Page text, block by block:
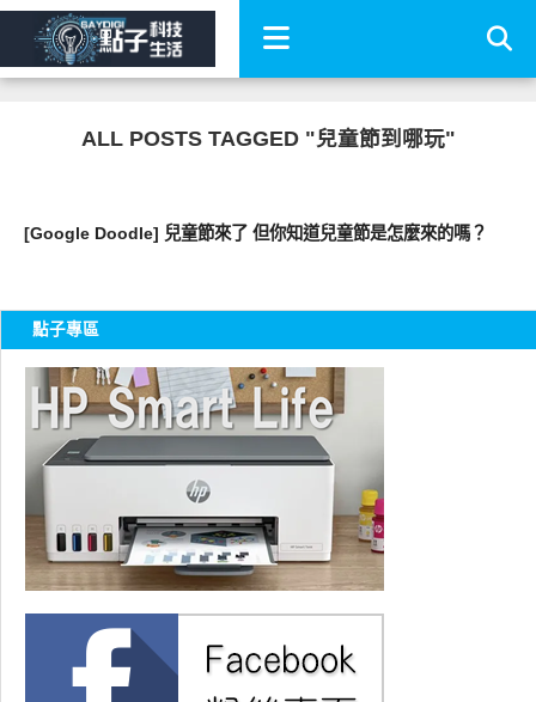
ALL POSTS TAGGED "兒童節到哪玩"
[Google Doodle] 兒童節來了 但你知道兒童節是怎麼來的嗎？
點子專區